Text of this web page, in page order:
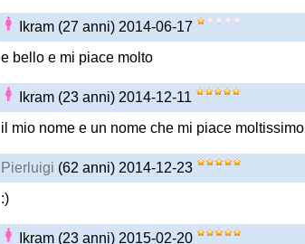
Ikram (27 anni) 2014-06-17
e bello e mi piace molto
Ikram (23 anni) 2014-12-11
il mio nome e un nome che mi piace moltissimo
Pierluigi (62 anni) 2014-12-23
:)
Ikram (23 anni) 2015-02-20